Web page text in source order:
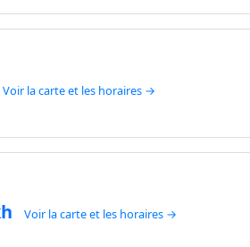
Voir la carte et les horaires →
Voir la carte et les horaires →